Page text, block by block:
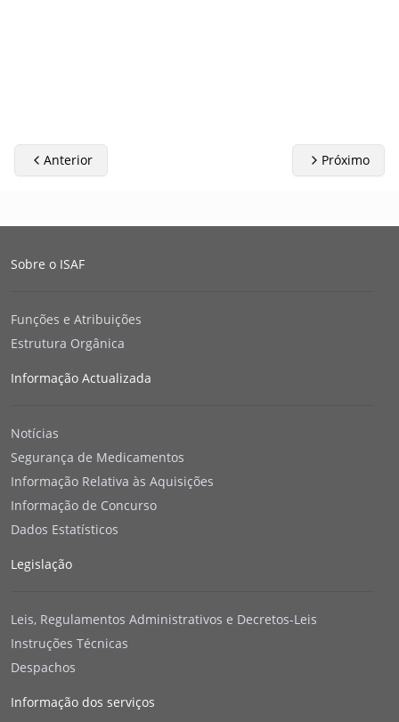
Anterior Próximo
Sobre o ISAF
Funções e Atribuições
Estrutura Orgânica
Informação Actualizada
Notícias
Segurança de Medicamentos
Informação Relativa às Aquisições
Informação de Concurso
Dados Estatísticos
Legislação
Leis, Regulamentos Administrativos e Decretos-Leis
Instruções Técnicas
Despachos
Informação dos serviços